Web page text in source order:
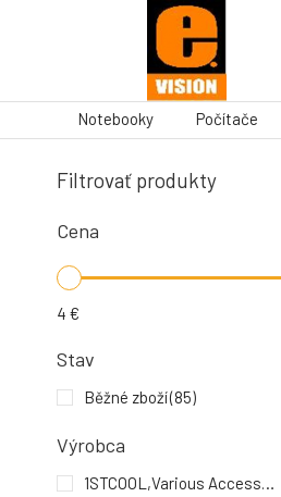
Notebooky Počítače
Filtrovať produkty
Cena
4 €
Stav
Běžné zboží(85)
Výrobca
1STCOOL,Various Accessories